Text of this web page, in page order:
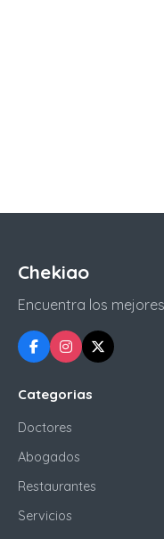
Chekiao
Encuentra los
Categorias
Doctores
Abogados
Restaurantes
Servicios